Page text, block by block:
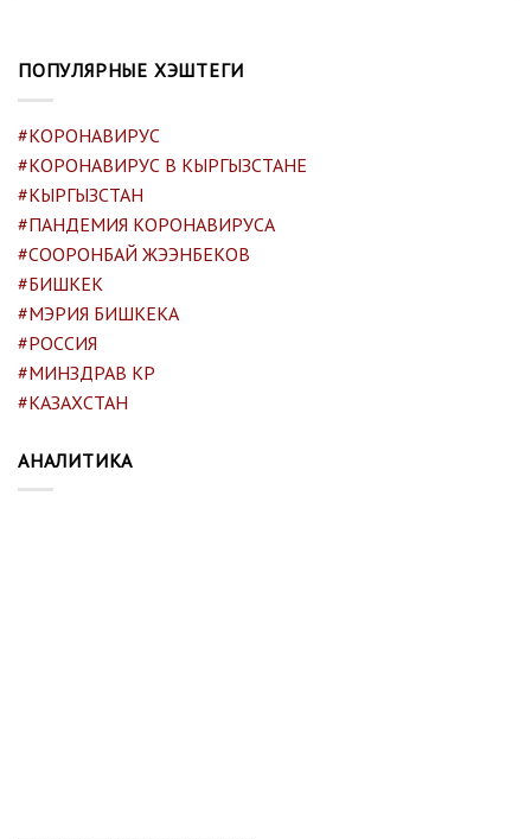
ПОПУЛЯРНЫЕ ХЭШТЕГИ
#КОРОНАВИРУС
#КОРОНАВИРУС В КЫРГЫЗСТАНЕ
#КЫРГЫЗСТАН
#ПАНДЕМИЯ КОРОНАВИРУСА
#СООРОНБАЙ ЖЭЭНБЕКОВ
#БИШКЕК
#МЭРИЯ БИШКЕКА
#РОССИЯ
#МИНЗДРАВ КР
#КАЗАХСТАН
АНАЛИТИКА